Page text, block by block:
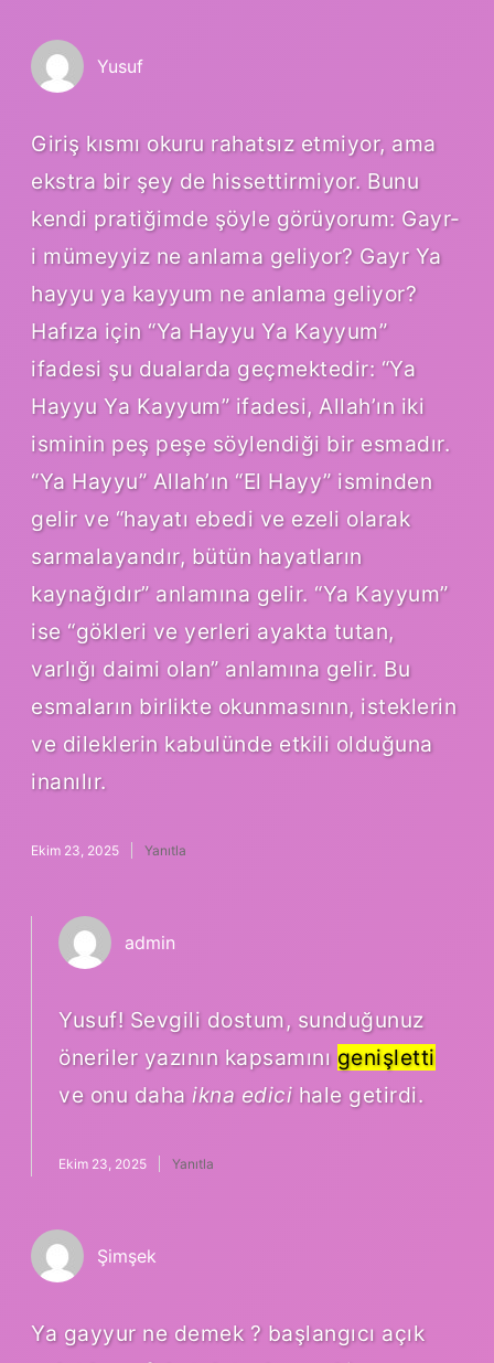
Yusuf
Giriş kısmı okuru rahatsız etmiyor, ama
ekstra bir şey de hissettirmiyor. Bunu
kendi pratiğimde şöyle görüyorum: Gayr-
i mümeyyiz ne anlama geliyor? Gayr Ya
hayyu ya kayyum ne anlama geliyor?
Hafıza için “Ya Hayyu Ya Kayyum”
ifadesi şu dualarda geçmektedir: “Ya
Hayyu Ya Kayyum” ifadesi, Allah’ın iki
isminin peş peşe söylendiği bir esmadır.
“Ya Hayyu” Allah’ın “El Hayy” isminden
gelir ve “hayatı ebedi ve ezeli olarak
sarmalayandır, bütün hayatların
kaynağıdır” anlamına gelir. “Ya Kayyum”
ise “gökleri ve yerleri ayakta tutan,
varlığı daimi olan” anlamına gelir. Bu
esmaların birlikte okunmasının, isteklerin
ve dileklerin kabulünde etkili olduğuna
inanılır.
Ekim 23, 2025 Yanıtla
admin
Yusuf! Sevgili dostum, sunduğunuz
öneriler yazının kapsamını genişletti
ve onu daha ikna edici hale getirdi.
Ekim 23, 2025 Yanıtla
Şimşek
Ya gayyur ne demek ? başlangıcı açık